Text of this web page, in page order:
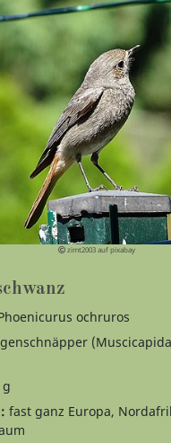
zimt2003 auf pixabay
ochruros
g
fast ganz Europa,